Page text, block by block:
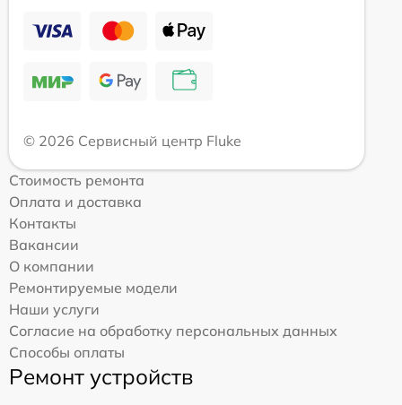
© 2026 Сервисный центр Fluke
Стоимость ремонта
Оплата и доставка
Контакты
Вакансии
О компании
Ремонтируемые модели
Наши услуги
Согласие на обработку персональных данных
Способы оплаты
Ремонт устройств